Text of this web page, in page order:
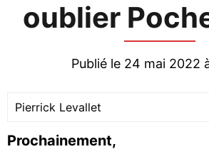
oublier
Publié le 24 mai 2022
Pierrick Levallet
Prochainement,